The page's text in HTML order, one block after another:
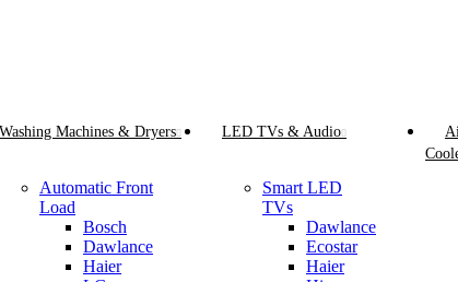
Washing Machines & Dryers
Automatic Front
Load
Bosch
Dawlance
Haier
LED TVs & Audio
Smart LED
TVs
Dawlance
Ecostar
Haier